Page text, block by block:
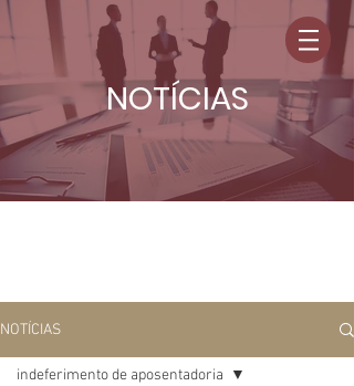
NOTÍCIAS
indeferimento de aposentadoria
NOTÍCIAS